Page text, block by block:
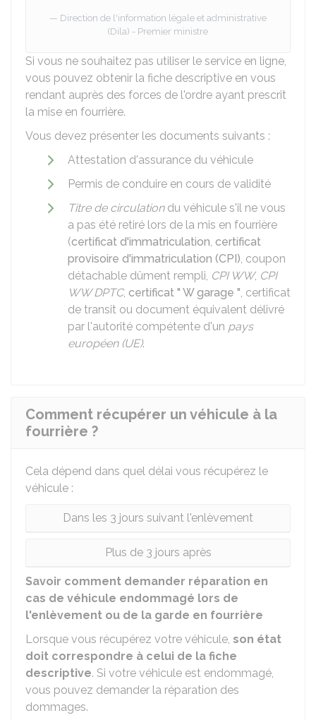
Direction de l'information légale et administrative
(Dila) - Premier ministre
Si vous ne souhaitez pas utiliser le service en ligne,
vous pouvez obtenir la fiche descriptive en vous
rendant auprès des forces de l'ordre ayant prescrit
la mise en fourrière.
Vous devez présenter les documents suivants :
Attestation d'assurance du véhicule
Permis de conduire en cours de validité
Titre de circulationdu véhicule s'il ne vous
a pas été retiré lors de la mis en fourrière
(certificat d'immatriculation, certificat
provisoire d'immatriculation (CPI), coupon
détachable dûment rempli, CPI WW, CPI
WW DPTC, certificat " W garage ", certificat
de transit ou document équivalent délivré
par l'autorité compétente d'un pays
européen (UE).
Comment récupérer un véhicule à la
fourrière ?
Cela dépend dans quel délai vous récupérez le
véhicule :
Dans les 3 jours suivant l'enlèvement
Plus de 3 jours après
Savoir comment demander réparation en
cas de véhicule endommagé lors de
l'enlèvement ou de la garde en fourrière
Lorsque vous récupérez votre véhicule, son état
doit correspondre à celui de la fiche
descriptive. Si votre véhicule est endommagé,
vous pouvez demander la réparation des
dommages.